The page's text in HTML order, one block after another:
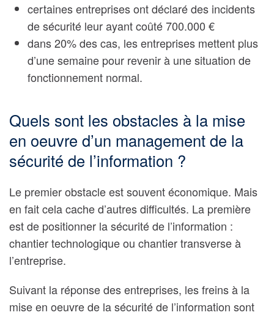
certaines entreprises ont déclaré des incidents
de sécurité leur ayant coûté 700.000 €
dans 20% des cas, les entreprises mettent plus
d’une semaine pour revenir à une situation de
fonctionnement normal.
Quels sont les obstacles à la mise
en oeuvre d’un management de la
sécurité de l’information ?
Le premier obstacle est souvent économique. Mais
en fait cela cache d’autres difficultés. La première
est de positionner la sécurité de l’information :
chantier technologique ou chantier transverse à
l’entreprise.
Suivant la réponse des entreprises, les freins à la
mise en oeuvre de la sécurité de l’information sont